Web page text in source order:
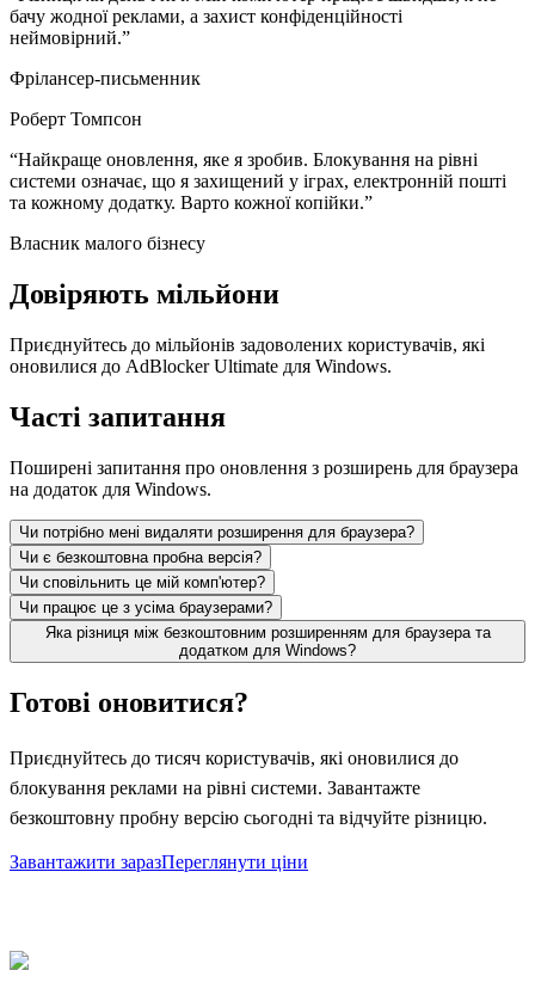
бачу жодної реклами, а захист конфіденційності
неймовірний.”
Фрілансер-письменник
Роберт Томпсон
“Найкраще оновлення, яке я зробив. Блокування на рівні
системи означає, що я захищений у іграх, електронній пошті
та кожному додатку. Варто кожної копійки.”
Власник малого бізнесу
Довіряють мільйони
Приєднуйтесь до мільйонів задоволених користувачів, які
оновилися до AdBlocker Ultimate для Windows.
Часті запитання
Поширені запитання про оновлення з розширень для браузера
на додаток для Windows.
Чи потрібно мені видаляти розширення для браузера?
Чи є безкоштовна пробна версія?
Чи сповільнить це мій комп'ютер?
Чи працює це з усіма браузерами?
Яка різниця між безкоштовним розширенням для браузера та
додатком для Windows?
Готові оновитися?
Приєднуйтесь до тисяч користувачів, які оновилися до
блокування реклами на рівні системи. Завантажте
безкоштовну пробну версію сьогодні та відчуйте різницю.
Завантажити заразПереглянути ціни